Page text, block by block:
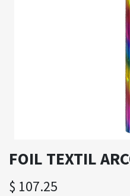
FOIL TEXTIL
$ 107.25